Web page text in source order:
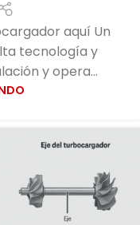
aquí Un
tecnología y
y opera...